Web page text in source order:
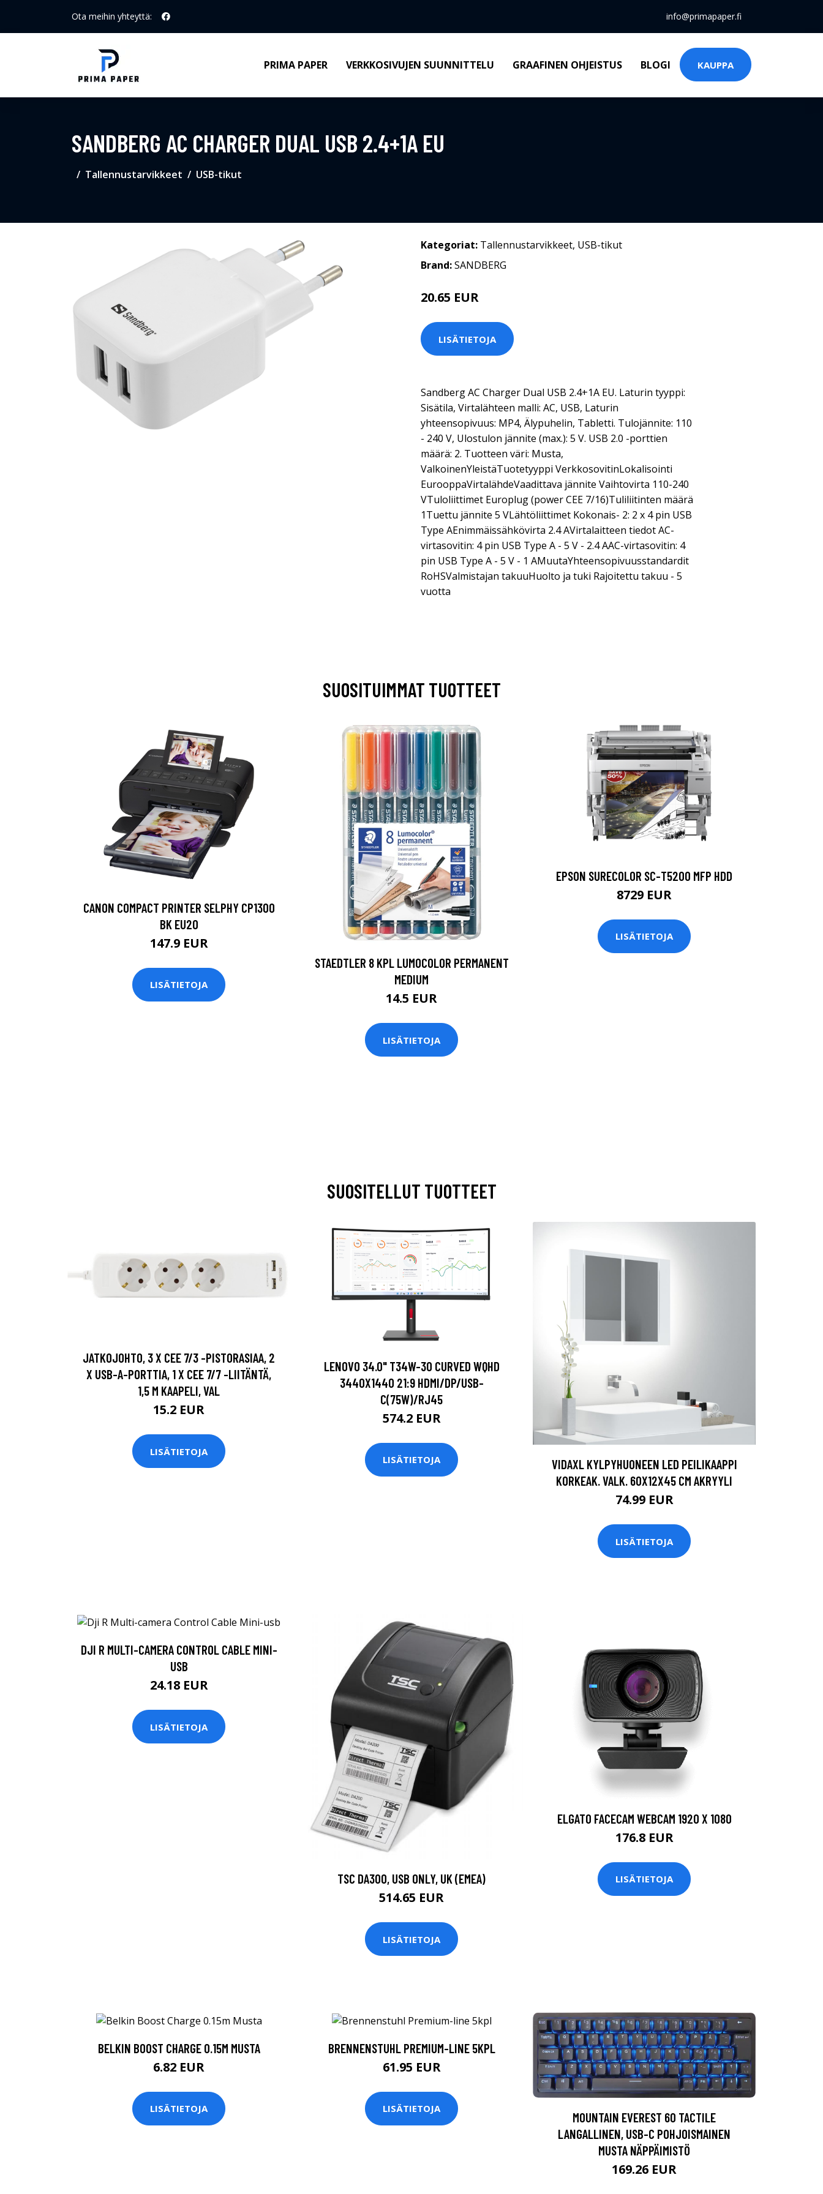
Ota meihin yhteyttä: info@primapaper.fi
PRIMA PAPER VERKKOSIVUJEN SUUNNITTELU GRAAFINEN OHJEISTUS BLOGI KAUPPA
SANDBERG AC CHARGER DUAL USB 2.4+1A EU
Tallennustarvikkeet USB-tikut
Kategoriat: Tallennustarvikkeet, USB-tikut
Brand:SANDBERG
20.65 EUR
LISÄTIETOJA
Sandberg AC Charger Dual USB 2.4+1A EU. Laturin tyyppi:
Sisätila, Virtalähteen malli: AC, USB, Laturin
yhteensopivuus: MP4, Älypuhelin, Tabletti. Tulojännite: 110
- 240 V, Ulostulon jännite (max.): 5 V. USB 2.0 -porttien
määrä: 2. Tuotteen väri: Musta,
ValkoinenYleistäTuotetyyppi VerkkosovitinLokalisointi
EurooppaVirtalähdeVaadittava jännite Vaihtovirta 110-240
VTuloliittimet Europlug (power CEE 7/16)Tuliliitinten määrä
1Tuettu jännite 5 VLähtöliittimet Kokonais- 2: 2 x 4 pin USB
Type AEnimmäissähkövirta 2.4 AVirtalaitteen tiedot AC-
virtasovitin: 4 pin USB Type A - 5 V - 2.4 AAC-virtasovitin: 4
pin USB Type A - 5 V - 1 AMuutaYhteensopivuusstandardit
RoHSValmistajan takuuHuolto ja tuki Rajoitettu takuu - 5
vuotta
SUOSITUIMMAT TUOTTEET
CANON COMPACT PRINTER SELPHY CP1300
BK EU20
147.9 EUR
LISÄTIETOJA
STAEDTLER 8 KPL LUMOCOLOR PERMANENT
MEDIUM
14.5 EUR
LISÄTIETOJA
EPSON SURECOLOR SC-T5200 MFP HDD
8729 EUR
LISÄTIETOJA
SUOSITELLUT TUOTTEET
JATKOJOHTO, 3 X CEE 7/3 -PISTORASIAA, 2
X USB-A-PORTTIA, 1 X CEE 7/7 -LIITÄNTÄ,
1,5 M KAAPELI, VAL
15.2 EUR
LISÄTIETOJA
LENOVO 34.0" T34W-30 CURVED WQHD
3440X1440 21:9 HDMI/DP/USB-
C(75W)/RJ45
574.2 EUR
LISÄTIETOJA
VIDAXL KYLPYHUONEEN LED PEILIKAAPPI
KORKEAK. VALK. 60X12X45 CM AKRYYLI
74.99 EUR
LISÄTIETOJA
DJI R MULTI-CAMERA CONTROL CABLE MINI-
USB
24.18 EUR
LISÄTIETOJA
TSC DA300, USB ONLY, UK (EMEA)
514.65 EUR
LISÄTIETOJA
ELGATO FACECAM WEBCAM 1920 X 1080
176.8 EUR
LISÄTIETOJA
BELKIN BOOST CHARGE 0.15M MUSTA
6.82 EUR
LISÄTIETOJA
BRENNENSTUHL PREMIUM-LINE 5KPL
61.95 EUR
LISÄTIETOJA
MOUNTAIN EVEREST 60 TACTILE
LANGALLINEN, USB-C POHJOISMAINEN
MUSTA NÄPPÄIMISTÖ
169.26 EUR